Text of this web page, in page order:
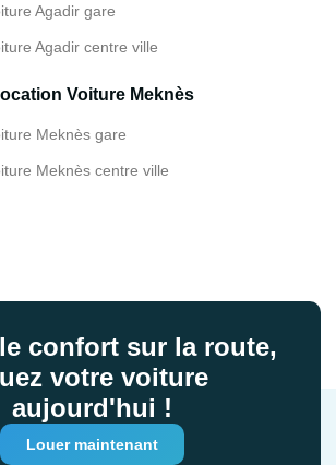
Agadir gare
Agadir centre ville
Voiture Meknès
Meknès gare
Meknès centre ville
confort sur la route,
votre voiture
aujourd'hui !
Louer maintenant